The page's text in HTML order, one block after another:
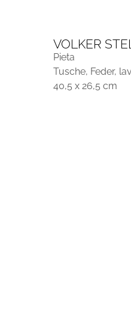
VOLKER
Pieta
Tusche, Feder,
40,5 x 26,5 cm